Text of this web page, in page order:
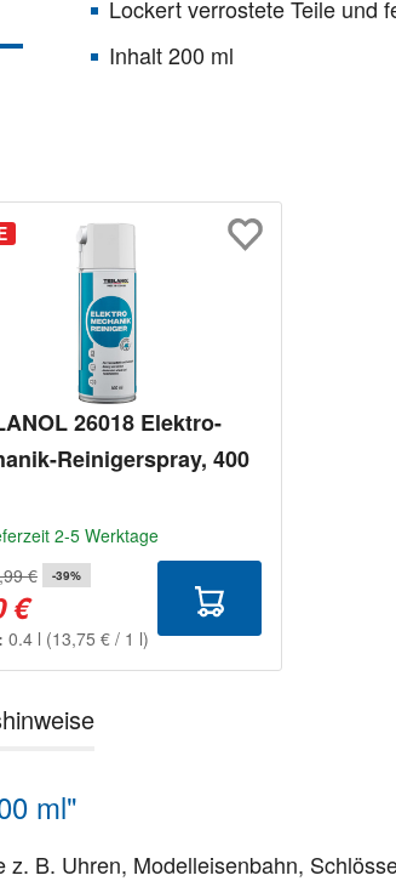
Lockert verrostete Teile und
Inhalt 200 ml
26018 Elektro-
Reinigerspray, 400
2-5 Werktage
€ -39%
€
0.4 l (13,75 € / 1 l)
ml"
B. Uhren, Modelleisenbahn,